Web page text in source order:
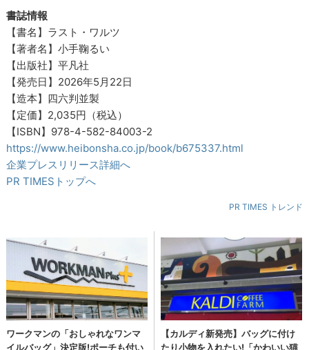
書誌情報
【書名】ラスト・ワルツ
【著者名】小手鞠るい
【出版社】平凡社
【発売日】2026年5月22日
【造本】四六判並製
【定価】2,035円（税込）
【ISBN】978-4-582-84003-2
https://www.heibonsha.co.jp/book/b675337.html
企業プレスリリース詳細へ
PR TIMESトップへ
PR TIMES トレンド